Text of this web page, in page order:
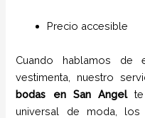
Precio accesible
Cuando hablamos
vestimenta, nuestro
bodas en San Angelte
universal de moda,